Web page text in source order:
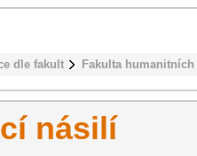
dle fakult Fakulta
násilí